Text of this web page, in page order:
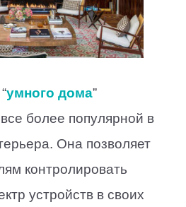
умного дома”
более популярной в
Она позволяет
контролировать
устройств в своих